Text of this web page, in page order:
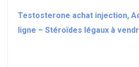
Testosterone achat injection,
ligne – Stéroïdes légaux à